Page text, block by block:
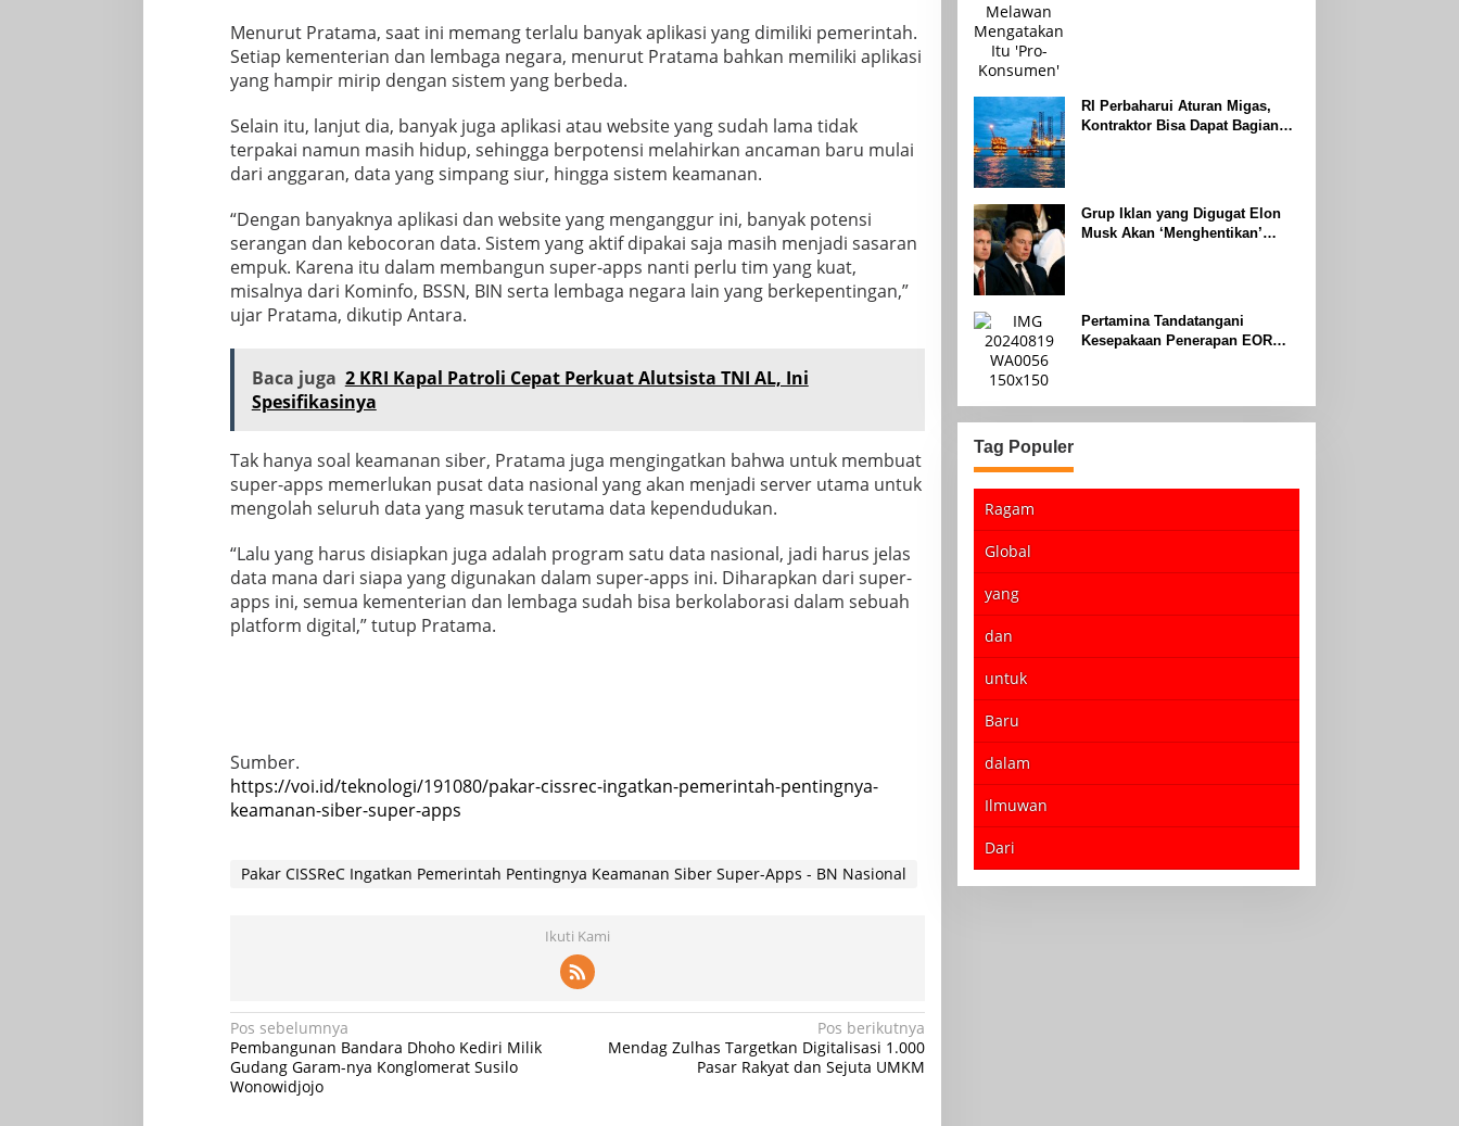
Menurut Pratama, saat ini memang terlalu banyak aplikasi yang dimiliki pemerintah.
Setiap kementerian dan lembaga negara, menurut Pratama bahkan memiliki aplikasi
yang hampir mirip dengan sistem yang berbeda.
Selain itu, lanjut dia, banyak juga aplikasi atau website yang sudah lama tidak
terpakai namun masih hidup, sehingga berpotensi melahirkan ancaman baru mulai
dari anggaran, data yang simpang siur, hingga sistem keamanan.
“Dengan banyaknya aplikasi dan website yang menganggur ini, banyak potensi
serangan dan kebocoran data. Sistem yang aktif dipakai saja masih menjadi sasaran
empuk. Karena itu dalam membangun super-apps nanti perlu tim yang kuat,
misalnya dari Kominfo, BSSN, BIN serta lembaga negara lain yang berkepentingan,”
ujar Pratama, dikutip Antara.
Baca juga 2 KRI Kapal Patroli Cepat Perkuat Alutsista TNI AL, Ini
Spesifikasinya
Tak hanya soal keamanan siber, Pratama juga mengingatkan bahwa untuk membuat
super-apps memerlukan pusat data nasional yang akan menjadi server utama untuk
mengolah seluruh data yang masuk terutama data kependudukan.
“Lalu yang harus disiapkan juga adalah program satu data nasional, jadi harus jelas
data mana dari siapa yang digunakan dalam super-apps ini. Diharapkan dari super-
apps ini, semua kementerian dan lembaga sudah bisa berkolaborasi dalam sebuah
platform digital,” tutup Pratama.
Sumber.
https://voi.id/teknologi/191080/pakar-cissrec-ingatkan-pemerintah-pentingnya-
keamanan-siber-super-apps
Pakar CISSReC Ingatkan Pemerintah Pentingnya Keamanan Siber Super-Apps - BN Nasional
Ikuti Kami
Navigasi
pos
Pos sebelumnya
Pembangunan Bandara Dhoho Kediri Milik
Gudang Garam-nya Konglomerat Susilo
Wonowidjojo
Pos berikutnya
Mendag Zulhas Targetkan Digitalisasi 1.000
Pasar Rakyat dan Sejuta UMKM
RI Perbaharui Aturan Migas,
Kontraktor Bisa Dapat Bagian
Grup Iklan yang Digugat Elon
Musk Akan ‘Menghentikan’
Pertamina Tandatangani
Kesepakaan Penerapan EOR
Tag Populer
Ragam
Global
yang
dan
untuk
Baru
dalam
Ilmuwan
Dari